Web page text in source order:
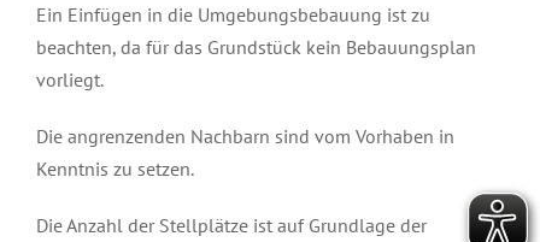
Ein Einfügen in die Umgebungsbebauung ist zu
beachten, da für das Grundstück kein Bebauungsplan
vorliegt.
Die angrenzenden Nachbarn sind vom Vorhaben in
Kenntnis zu setzen.
Die Anzahl der Stellplätze ist auf Grundlage der